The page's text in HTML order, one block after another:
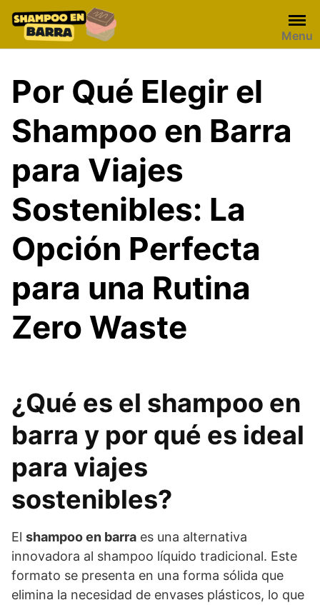
content
Menu
Por Qué Elegir el
Shampoo en Barra
para Viajes
Sostenibles: La
Opción Perfecta
para una Rutina
Zero Waste
¿Qué es el shampoo en
barra y por qué es ideal
para viajes
sostenibles?
El shampoo en barra es una alternativa
innovadora al shampoo líquido tradicional. Este
formato se presenta en una forma sólida que
elimina la necesidad de envases plásticos, lo que